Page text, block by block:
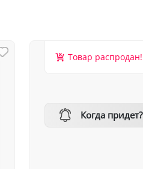
Товар распродан!
Когда придет?